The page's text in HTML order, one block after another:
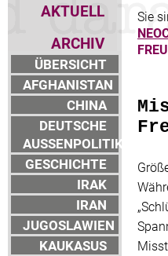
AKTUELL
ARCHIV
ÜBERSICHT
AFGHANISTAN
CHINA
DEUTSCHE
AUSSENPOLITIK
GESCHICHTE
IRAK
IRAN
JUGOSLAWIEN
KAUKASUS
Sie